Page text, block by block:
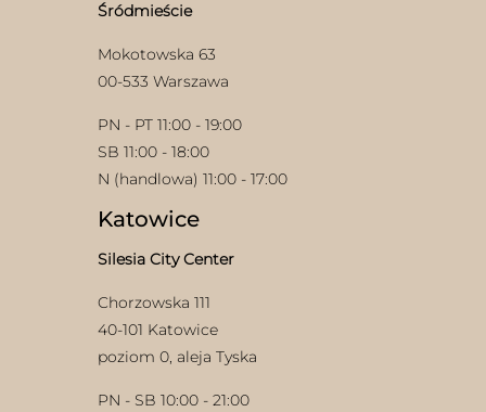
Śródmieście
Mokotowska 63
00-533 Warszawa
PN - PT 11:00 - 19:00
SB 11:00 - 18:00
N (handlowa) 11:00 - 17:00
Katowice
Silesia City Center
Chorzowska 111
40-101 Katowice
poziom 0, aleja Tyska
PN - SB 10:00 - 21:00